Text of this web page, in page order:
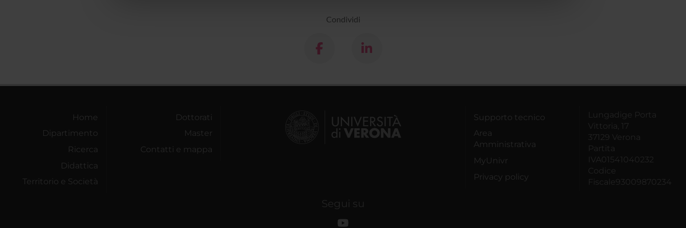
Condividi
Home
Dipartimento
Ricerca
Didattica
Territorio e Società
Dottorati
Master
Contatti e mappa
Supporto tecnico
Area
Amministrativa
MyUnivr
Privacy policy
Lungadige Porta
Vittoria, 17
37129 Verona
Partita
IVA01541040232
Codice
Fiscale93009870234
Segui su